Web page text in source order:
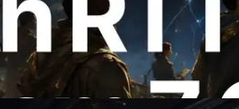
Ping 测量，Validators
步上线